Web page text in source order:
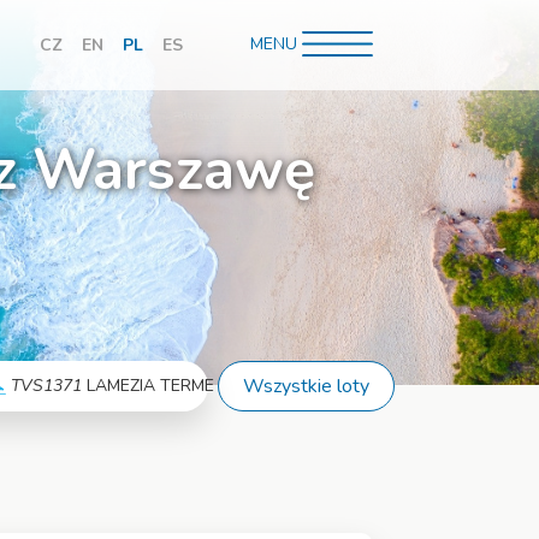
CZ EN PL ES MENU
Warszawę
TVS1371 LAMEZIA TERME
Więcej
Wszystkie loty